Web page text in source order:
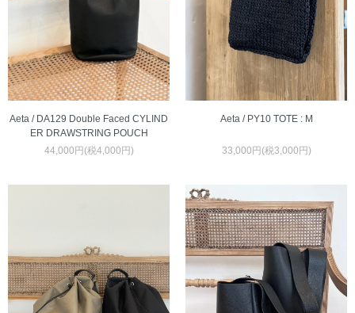
Aeta / DA129 Double Faced CYLIND
ER DRAWSTRING POUCH
44,000円(税4,000円)
Aeta / PY10 TOTE : M
33,000円(税3,000円)